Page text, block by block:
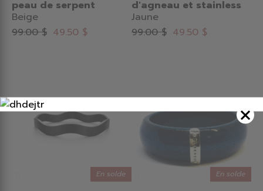
peau de serpent
Beige
99.00 $ 49.50 $
d'agneau et stainless
Jaune
99.00 $ 49.50 $
En solde En solde